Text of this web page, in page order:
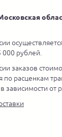
000 рублей.
заказов
по расценкам
зависимости от